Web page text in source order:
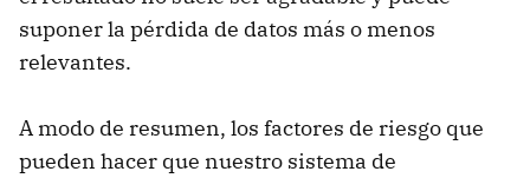
suponer la pérdida de datos más o menos
relevantes.
A modo de resumen, los factores de riesgo que
pueden hacer que nuestro sistema de